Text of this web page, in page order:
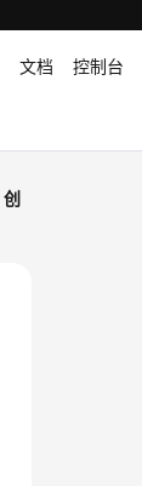
文档 控制台
创